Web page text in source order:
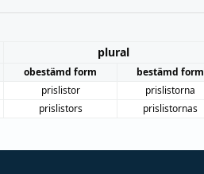
plural
obestämd form
bestämd form
prislistor
prislistorna
prislistors prislistornas